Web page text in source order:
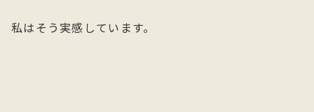
私はそう実感しています。